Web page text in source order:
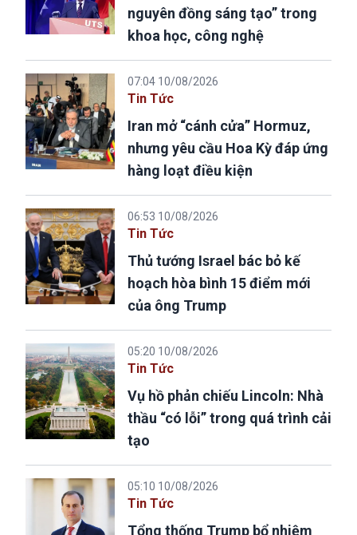
nguyên đồng sáng tạo” trong
khoa học, công nghệ
07:04 10/08/2026
Tin Tức
Iran mở “cánh cửa” Hormuz,
nhưng yêu cầu Hoa Kỳ đáp ứng
hàng loạt điều kiện
06:53 10/08/2026
Tin Tức
Thủ tướng Israel bác bỏ kế
hoạch hòa bình 15 điểm mới
của ông Trump
05:20 10/08/2026
Tin Tức
Vụ hồ phản chiếu Lincoln: Nhà
thầu “có lỗi” trong quá trình cải
tạo
05:10 10/08/2026
Tin Tức
Tổng thống Trump bổ nhiệm